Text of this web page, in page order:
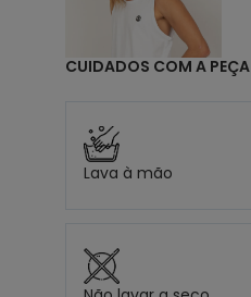
CUIDADOS COM A PEÇA
Lava à mão